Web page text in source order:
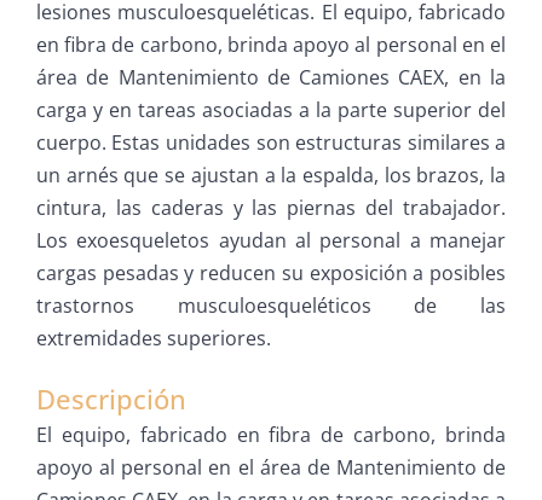
lesiones musculoesqueléticas. El equipo, fabricado
en fibra de carbono, brinda apoyo al personal en el
área de Mantenimiento de Camiones CAEX, en la
carga y en tareas asociadas a la parte superior del
cuerpo. Estas unidades son estructuras similares a
un arnés que se ajustan a la espalda, los brazos, la
cintura, las caderas y las piernas del trabajador.
Los exoesqueletos ayudan al personal a manejar
cargas pesadas y reducen su exposición a posibles
trastornos musculoesqueléticos de las
extremidades superiores.
Descripción
El equipo, fabricado en fibra de carbono, brinda
apoyo al personal en el área de Mantenimiento de